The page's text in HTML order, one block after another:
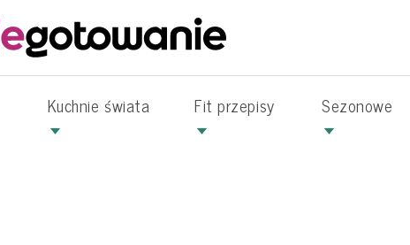
Kuchnie świata Fit przepisy Sezonowe